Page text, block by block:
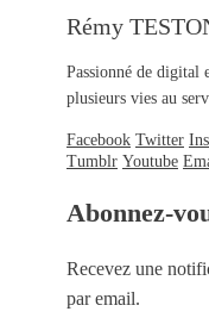
Rémy
Passionné de digital
plusieurs vies au
Facebook Twitter
Tumblr Youtube
Abonnez-
Recevez une
par email.